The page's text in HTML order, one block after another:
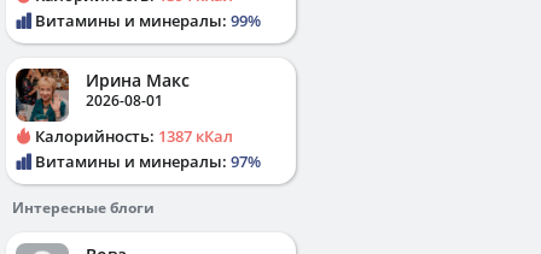
Витамины и минералы: 99%
Ирина Макс
2026-08-01
Калорийность: 1387 кКал
Витамины и минералы: 97%
Интересные блоги